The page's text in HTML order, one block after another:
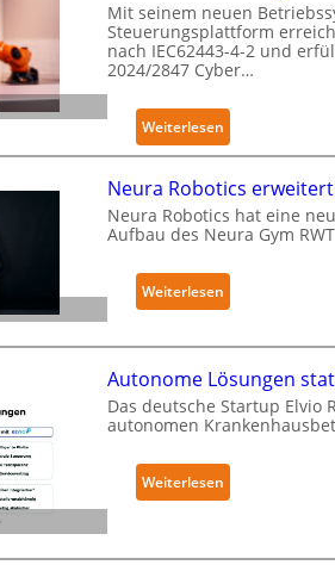
Mit seinem neuen
Steuerungsplattform
nach IEC62443-4-2 und
2024/2847 Cyber…
Weiterlesen:
K
k
a
r
h
l
t
S
e
u
r
Neura Robotics
Neura Robotics hat eine
Aufbau des Neura Gym
Weiterlesen:
N
r
a
o
b
Autonome Lösungen
Das deutsche Startup Elvio
autonomen
Weiterlesen:
A
t